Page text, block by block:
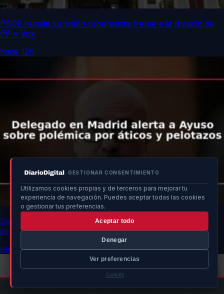
GESTIONAR CONSENTIMIENTO
Utilizamos cookies propias y de terceros para mejorar tu
experiencia de navegación. Puedes aceptar todas las cookies
o gestionar tus preferencias.
Aceptar todo
Denegar
Ver preferencias
Cookies
PSOE resalta su visión progresista frente a la división de
PP y Vox
hace 12h
Delegado en Madrid alerta a Ayuso sobre polémica por
áticos y pelotazos
hace 12h